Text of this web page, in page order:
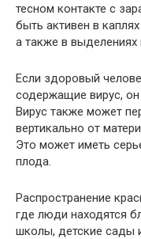
тесном контакте с
быть активен в
а также в выделениях
Если здоровый
содержащие вирус, он
Вирус также может
вертикально от
Это может иметь
плода.
Распространение
где люди находятся
школы, детские сады